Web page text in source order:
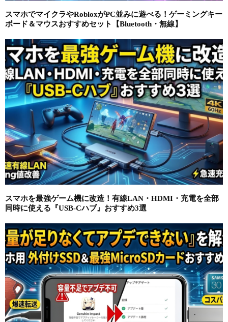
スマホでマイクラやRobloxがPC並みに遊べる！ゲーミングキー
ボード＆マウスおすすめセット【Bluetooth・無線】
スマホを最強ゲーム機に改造！有線LAN・HDMI・充電を全部
同時に使える『USB-Cハブ』おすすめ3選